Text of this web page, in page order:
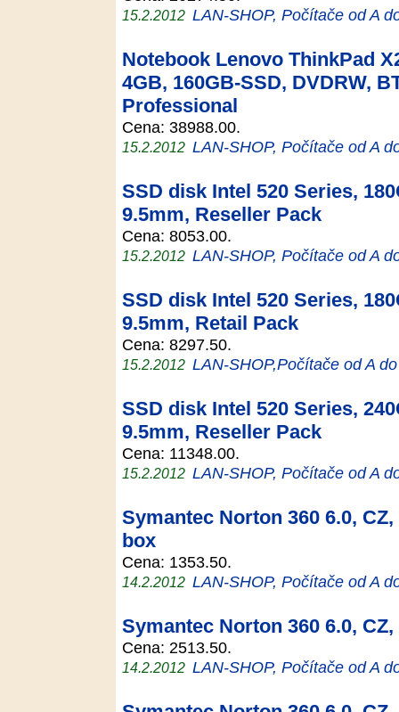
15.2.2012 LAN-SHOP, Počítače od A
Notebook Lenovo ThinkPad
4GB, 160GB-SSD, DVDRW,
Professional
Cena: 38988.00.
15.2.2012 LAN-SHOP, Počítače od A
SSD disk Intel 520 Series,
9.5mm, Reseller Pack
Cena: 8053.00.
15.2.2012 LAN-SHOP, Počítače od A
SSD disk Intel 520 Series,
9.5mm, Retail Pack
Cena: 8297.50.
15.2.2012 LAN-SHOP,Počítače od A
SSD disk Intel 520 Series,
9.5mm, Reseller Pack
Cena: 11348.00.
15.2.2012 LAN-SHOP, Počítače od A
Symantec Norton 360 6.0,
box
Cena: 1353.50.
14.2.2012 LAN-SHOP, Počítače od A
Symantec Norton 360 6.0,
Cena: 2513.50.
14.2.2012 LAN-SHOP, Počítače od A